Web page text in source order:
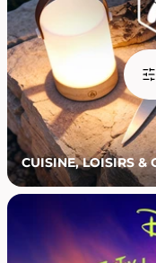
CUISINE, LOISIRS &